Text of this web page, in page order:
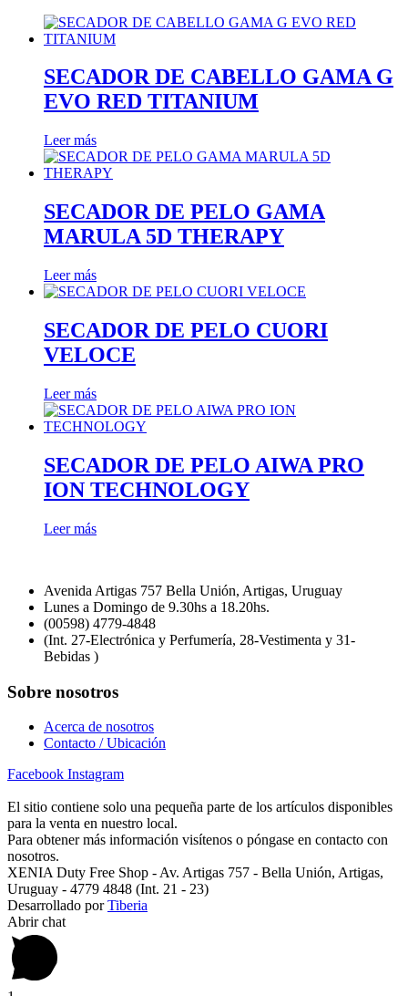
SECADOR DE CABELLO GAMA G
EVO RED TITANIUM
Leer más
SECADOR DE PELO GAMA
MARULA 5D THERAPY
Leer más
SECADOR DE PELO CUORI
VELOCE
Leer más
SECADOR DE PELO AIWA PRO
ION TECHNOLOGY
Leer más
Avenida Artigas 757 Bella Unión, Artigas, Uruguay
Lunes a Domingo de 9.30hs a 18.20hs.
(00598) 4779-4848
(Int. 27-Electrónica y Perfumería, 28-Vestimenta y 31-
Bebidas )
Sobre nosotros
Acerca de nosotros
Contacto / Ubicación
Facebook Instagram
El sitio contiene solo una pequeña parte de los artículos disponibles
para la venta en nuestro local.
Para obtener más información visítenos o póngase en contacto con
nosotros.
XENIA Duty Free Shop - Av. Artigas 757 - Bella Unión, Artigas,
Uruguay - 4779 4848 (Int. 21 - 23)
Desarrollado porTiberia
Abrir chat